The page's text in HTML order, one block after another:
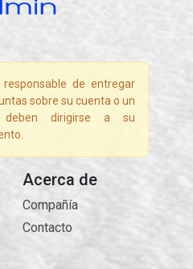
de entregar
sobre su cuenta o un
deben dirigirse a su
Acerca de
Compañía
Contacto